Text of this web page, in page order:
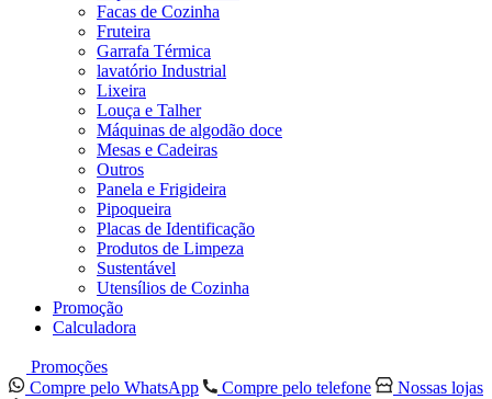
Facas de Cozinha
Fruteira
Garrafa Térmica
lavatório Industrial
Lixeira
Louça e Talher
Máquinas de algodão doce
Mesas e Cadeiras
Outros
Panela e Frigideira
Pipoqueira
Placas de Identificação
Produtos de Limpeza
Sustentável
Utensílios de Cozinha
Promoção
Calculadora
Promoções
Compre pelo WhatsApp
Compre pelo telefone
Nossas lojas